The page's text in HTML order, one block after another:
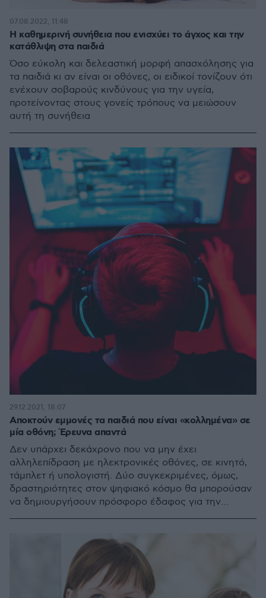
Η καθημερινή συνήθεια που ενισχύει το άγχος και την
κατάθλιψη στα παιδιά
Όσο εύκολη και δελεαστική μορφή απασχόλησης για
τα παιδιά κι αν είναι οι οθόνες, οι ειδικοί τονίζουν ότι
ενέχουν σοβαρούς κινδύνους για την υγεία,
προτείνοντας στους γονείς τρόπους να μειώσουν
αυτή τη συνήθεια
07.08.2022, 11:48
Αποκτούν εμμονές τα παιδιά που είναι «κολλημένα» σε
μία οθόνη; Έρευνα απαντά
Δεν υπάρχει δεκάχρονο που να μην έχει
αλληλεπίδραση με ηλεκτρονικές οθόνες, σε κινητό,
τάμπλετ ή υπολογιστή. Δύο συγκεκριμένες, όμως,
δραστηριότητες στον ψηφιακό κόσμο θα μπορούσαν
να δημιουργήσουν πρόσφορο έδαφος για την
29.12.2021, 18:07